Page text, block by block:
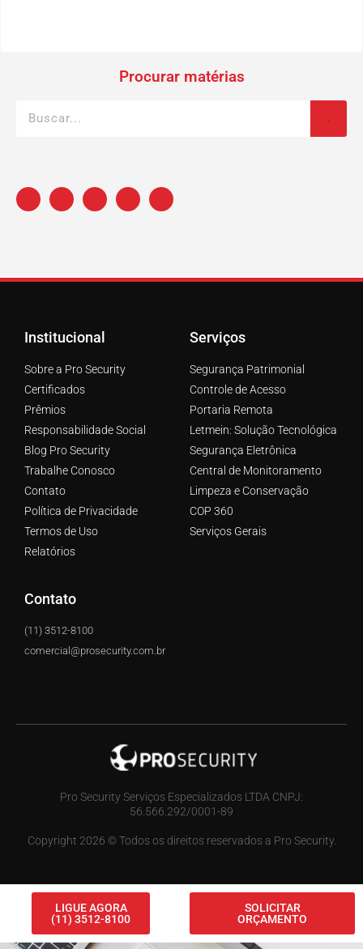
Procurar matérias
Institucional
Sobre a Pro Security
Certificados
Prêmios
Responsabilidade Social
Blog Pro Security
Trabalhe Conosco
Contato
Política de Privacidade
Termos de Uso
Relatórios
Serviços
Segurança Patrimonial
Controle de Acesso
Portaria Remota
Letmein: Solução Tecnológica
Segurança Eletrônica
Central de Monitoramento
Limpeza e Conservação
COP 360
Serviços Gerais
Contato
(11) 3512-8100
comercial@prosecurity.com.br
Pro Security Serviços Especializados LTDA CNPJ:
56.566.292/0001-89
Copyright 2026 © Todos os direitos reservados a Pro Security.
LIGUE AGORA
(11) 3512-8100
SOLICITAR
ORÇAMENTO